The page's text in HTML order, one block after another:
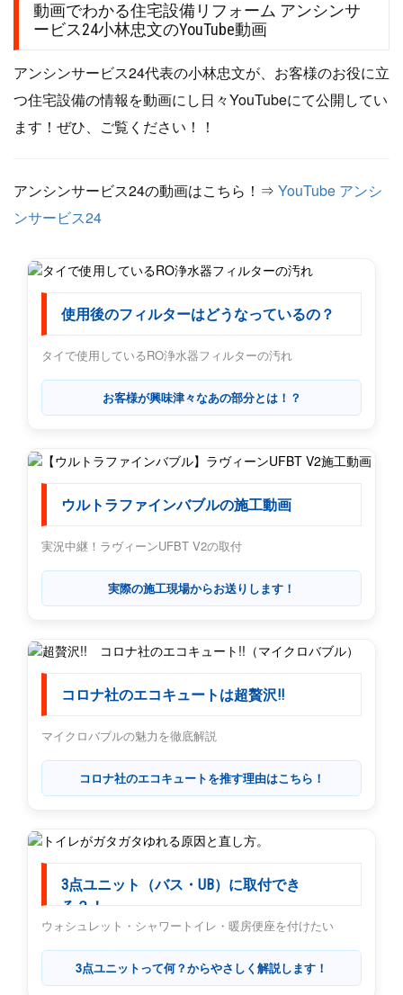
動画でわかる住宅設備リフォーム アンシンサ
ービス24小林忠文のYouTube動画
アンシンサービス24代表の小林忠文が、お客様のお役に立
つ住宅設備の情報を動画にし日々YouTubeにて公開してい
ます！ぜひ、ご覧ください！！
アンシンサービス24の動画はこちら！⇒ YouTube アンシ
ンサービス24
使用後のフィルターはどうなっているの？
タイで使用しているRO浄水器フィルターの汚れ
お客様が興味津々なあの部分とは！？
ウルトラファインバブルの施工動画
実況中継！ラヴィーンUFBT V2の取付
実際の施工現場からお送りします！
コロナ社のエコキュートは超贅沢!!
マイクロバブルの魅力を徹底解説
コロナ社のエコキュートを推す理由はこちら！
3点ユニット（バス・UB）に取付でき
る？！
ウォシュレット・シャワートイレ・暖房便座を付けたい
3点ユニットって何？からやさしく解説します！